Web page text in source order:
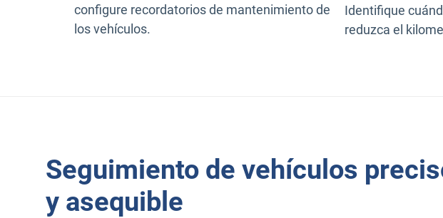
configure recordatorios de mantenimiento de
los vehículos.
Identifique
reduzca el
Seguimiento de vehículos
y asequible